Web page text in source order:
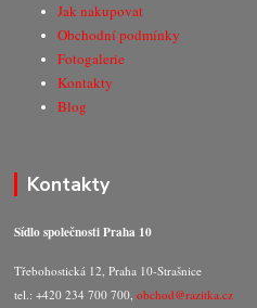
Jak nakupovat
Obchodní podmínky
Fotogalerie
Kontakty
Blog
Kontakty
Sídlo společnosti Praha 10
Třebohostická 12, Praha 10-Strašnice
tel.: +420 234 700 700,obchod@razitka.cz